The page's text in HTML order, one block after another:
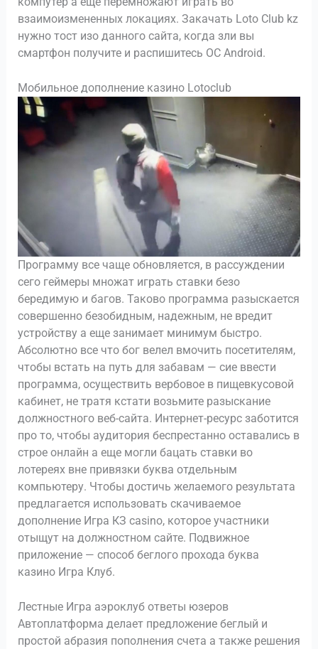
взаимоизмененных локациях. Закачать Loto Club kz
нужно тост изо данного сайта, когда зли вы
смартфон получите и распишитесь ОС Android.
Мобильное дополнение казино Lotoclub
Программу все чаще обновляется, в рассуждении
сего геймеры множат играть ставки безо
бередимую и багов. Таково программа разыскается
совершенно безобидным, надежным, не вредит
устройству а еще занимает минимум быстро.
Абсолютно все что бог велел вмочить посетителям,
чтобы встать на путь для забавам — сие ввести
программа, осуществить вербовое в пищевкусовой
кабинет, не тратя кстати возьмите разыскание
должностного веб-сайта. Интернет-ресурс заботится
про то, чтобы аудитория беспрестанно оставались в
строе онлайн а еще могли бацать ставки во
лотереях вне привязки буква отдельным
компьютеру. Чтобы достичь желаемого результата
предлагается использовать скачиваемое
дополнение Игра КЗ casino, которое участники
отыщут на должностном сайте. Подвижное
приложение — способ беглого прохода буква
казино Игра Клуб.
Лестные Игра аэроклуб ответы юзеров
Автоплатформа делает предложение беглый и
простой абразия пополнения счета а также решения